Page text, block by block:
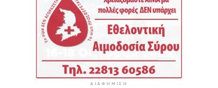
ΔΙΑΦΉΜΙΣΗ